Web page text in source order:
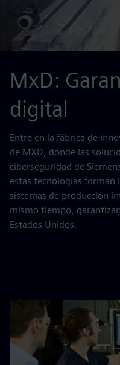
MxD:
digital
Entre en la fábrica de
de MXD, donde las
ciberseguridad de
estas tecnologías forman
sistemas de producción
mismo tiempo,
Estados Unidos.